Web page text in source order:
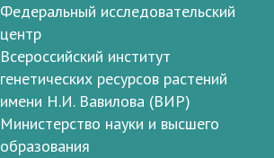
Федеральный исследовательский
центр
Всероссийский институт
генетических ресурсов растений
имени Н.И. Вавилова (ВИР)
Министерство науки и высшего
образования